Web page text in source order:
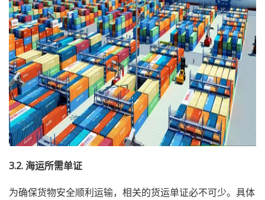
3.2. 海运所需单证
为确保货物安全顺利运输，相关的货运单证必不可少。具体